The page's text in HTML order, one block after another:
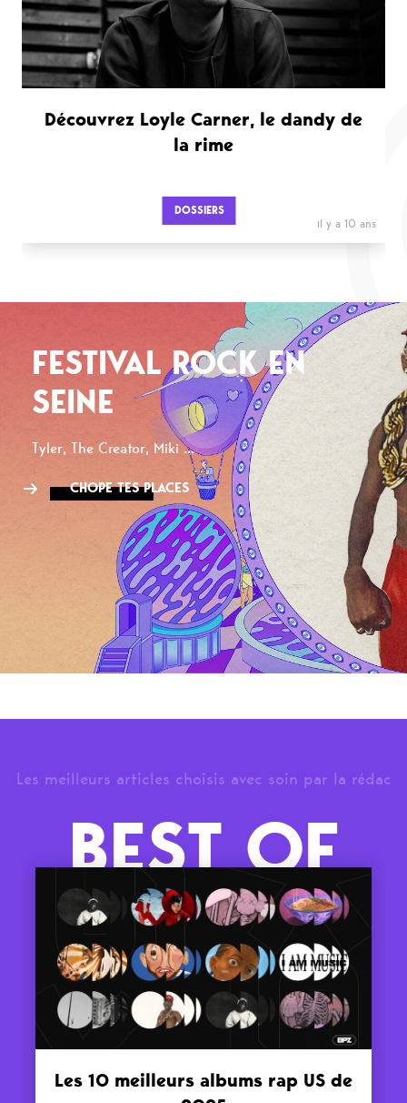
Découvrez Loyle Carner, le dandy de
la rime
DOSSIERS
il y a 10 ans
FESTIVAL ROCK EN
SEINE
Tyler, The Creator, Miki ...
CHOPE TES PLACES
Les meilleurs articles choisis avec soin par la rédac
BEST OF
Les 10 meilleurs albums rap US de